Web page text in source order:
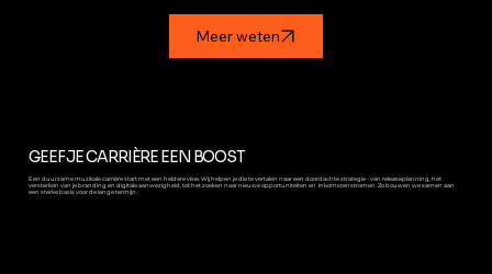
Meer weten
GEEF JE CARRIÈRE EEN BOOST
Een duurzame muzikale carrière start met een heldere visie. Wij helpen je die te vertalen naar een doordachte strategie - van releaseplanning, het
versterken van je branding en digitale aanwezigheid, tot het zoeken naar nieuwe opportuniteiten en inkomstenstromen. Zo bouwen we samen aan
een sterke basis voor de lange termijn.